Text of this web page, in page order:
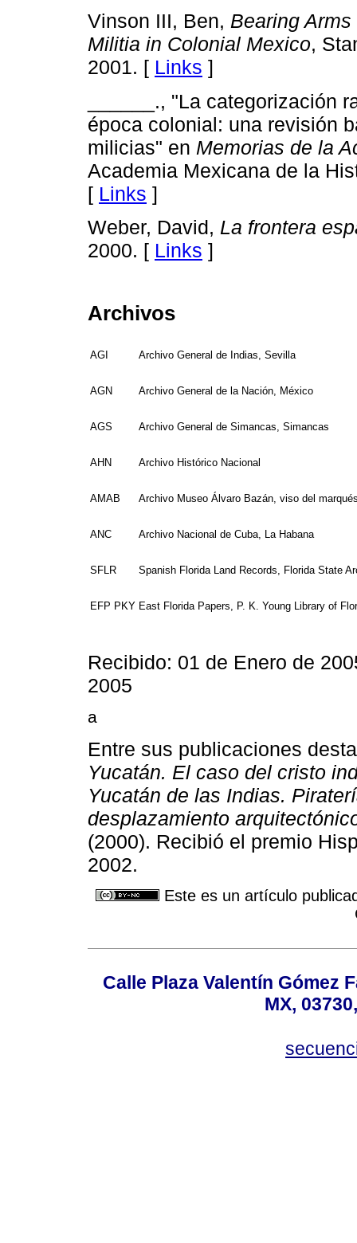
Vinson III, Ben, Bearing
Militia in Colonial Mexico,
2001. [ Links ]
______., "La categorización
época colonial: una revisión
milicias" en Memorias de la
Academia Mexicana de la
[ Links ]
Weber, David, La frontera
2000. [ Links ]
Archivos
AGI Archivo General de Indias, Sevilla
AGN Archivo General de la Nación, México
AGS Archivo General de Simancas, Simancas
AHN Archivo Histórico Nacional
AMAB Archivo Museo Álvaro Bazán, viso del
ANC Archivo Nacional de Cuba, La Habana
SFLR Spanish Florida Land Records, Florida State
EFP PKY East Florida Papers, P. K. Young Library of
Recibido: 01 de Enero de
2005
a
Entre sus publicaciones
Yucatán. El caso del cristo
Yucatán de las Indias.
desplazamiento
(2000). Recibió el premio
2002.
Este es un artículo
Calle Plaza Valentín Gómez
MX,